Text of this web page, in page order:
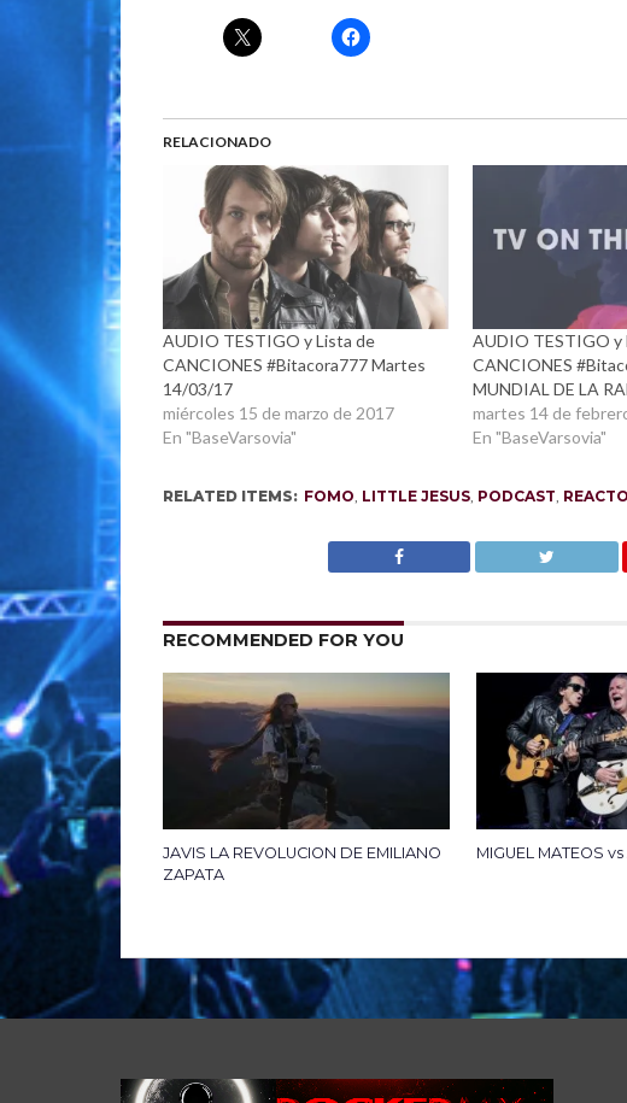
RELACIONADO
AUDIO TESTIGO y Lista de
CANCIONES #Bitacora777 Martes
14/03/17
miércoles 15 de marzo de 2017
En "BaseVarsovia"
AUDIO TESTIGO y
CANCIONES
MUNDIAL DE LA
martes 14 de
En "BaseVarsovia"
RELATED ITEMS: FOMO LITTLE JESUS, PODCAST
RECOMMENDED FOR YOU
JAVIS LA REVOLUCION DE EMILIANO
ZAPATA
MIGUEL MATEOS